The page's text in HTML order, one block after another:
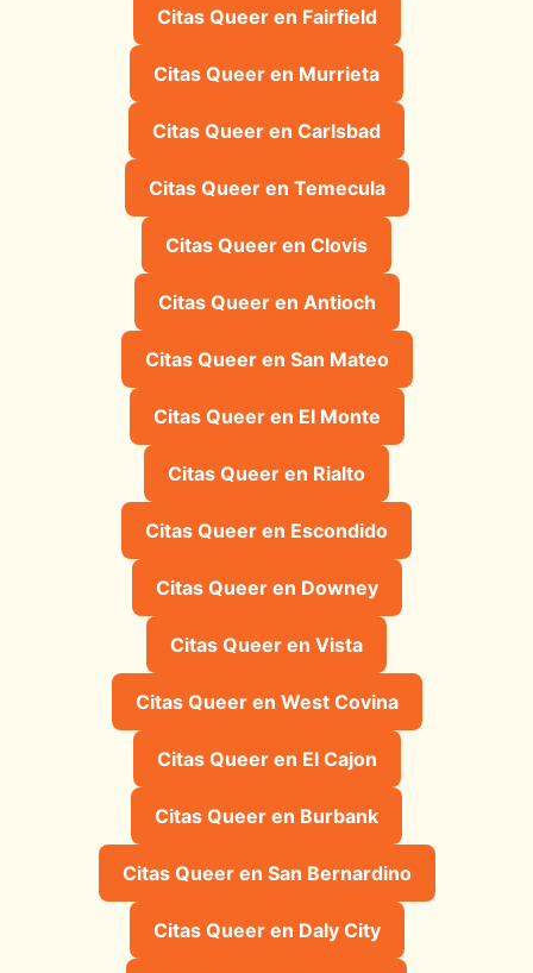
Citas Queer en Fairfield
Citas Queer en Murrieta
Citas Queer en Carlsbad
Citas Queer en Temecula
Citas Queer en Clovis
Citas Queer en Antioch
Citas Queer en San Mateo
Citas Queer en El Monte
Citas Queer en Rialto
Citas Queer en Escondido
Citas Queer en Downey
Citas Queer en Vista
Citas Queer en West Covina
Citas Queer en El Cajon
Citas Queer en Burbank
Citas Queer en San Bernardino
Citas Queer en Daly City